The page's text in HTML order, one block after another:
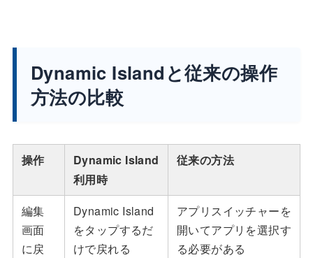
Dynamic Islandと従来の操作
方法の比較
操作
Dynamic Island
利用時
従来の方法
編集
画面
に戻
Dynamic Island
をタップするだ
けで戻れる
アプリスイッチャーを
開いてアプリを選択す
る必要がある